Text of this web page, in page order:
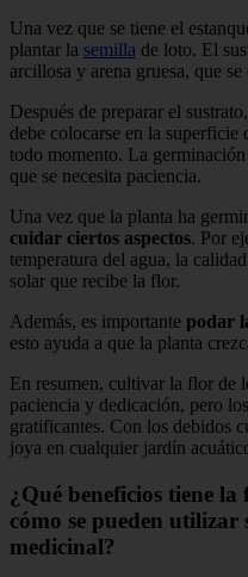
Una vez que se tiene el
plantar la semilla de loto. El
arcillosa y arena gruesa, que
Después de preparar el
debe colocarse en la superficie
todo momento. La
que se necesita paciencia.
Una vez que la planta ha
cuidar ciertos aspectos. Por
temperatura del agua, la
solar que recibe la flor.
Además, es importante podar
esto ayuda a que la planta
En resumen, cultivar la flor de
paciencia y dedicación, pero
gratificantes. Con los debidos
joya en cualquier jardín
¿Qué beneficios tiene
cómo se pueden
medicinal?